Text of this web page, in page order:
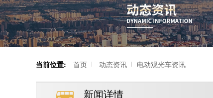
当前位置: 首页 动态资讯 电动观光车资讯
新闻详情